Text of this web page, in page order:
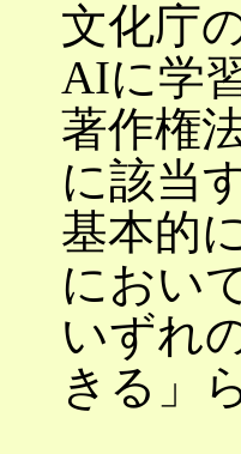
文化庁
AIに学
著作権
に該当
基本的
におい
いずれ
きる」